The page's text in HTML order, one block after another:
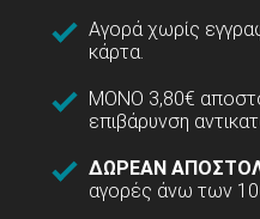
Αγορά χωρίς
κάρτα.
ΜΟΝΟ 3,80€
επιβάρυνση
ΔΩΡΕΑΝ
αγορές άνω των